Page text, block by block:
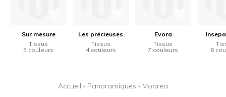
Sur mesure
Tissus
3 couleurs
Les précieuses
Tissus
4 couleurs
Evora
Tissus
7 couleurs
6
Accueil › Panoramiques › Moorea